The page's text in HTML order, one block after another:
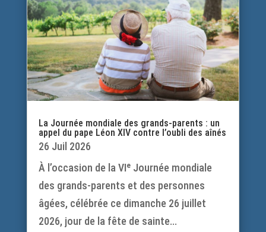
La Journée mondiale des grands-parents : un
appel du pape Léon XIV contre l’oubli des aînés
26 Juil 2026
À l’occasion de la VIᵉ Journée mondiale
des grands-parents et des personnes
âgées, célébrée ce dimanche 26 juillet
2026, jour de la fête de sainte...